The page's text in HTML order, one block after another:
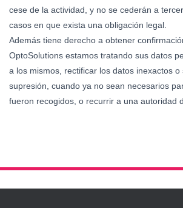
cese de la actividad, y no se cederán a
casos en que exista una obligación legal.
Además tiene derecho a obtener
OptoSolutions estamos tratando sus datos
a los mismos, rectificar los datos inexactos o
supresión, cuando ya no sean necesarios
fueron recogidos, o recurrir a una autoridad